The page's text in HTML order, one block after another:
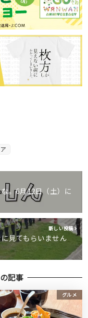
。6月12日（土）に
新しい投稿
見てもらいません
記事
グルメ